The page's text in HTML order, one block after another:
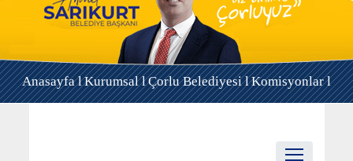
Anasayfa lKurumsal lÇorlu Belediyesi lKomisyonlar l